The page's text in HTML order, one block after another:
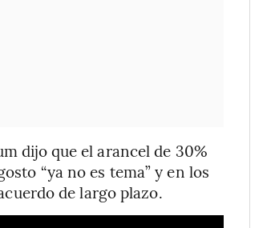
dijo que el arancel de 30%
“ya no es tema” y en los
de largo plazo.